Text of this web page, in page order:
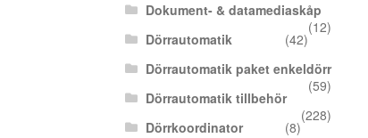
Dokument- & datamediaskåp
(12)
Dörrautomatik
(42)
Dörrautomatik paket enkeldörr
(59)
Dörrautomatik tillbehör
(228)
Dörrkoordinator
(8)